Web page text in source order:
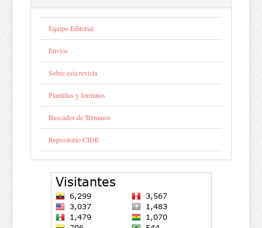
Equipo Editorial
Envios
Sobre esta revista
Plantillas y formatos
Buscador de Términos
Repositorio CIDE